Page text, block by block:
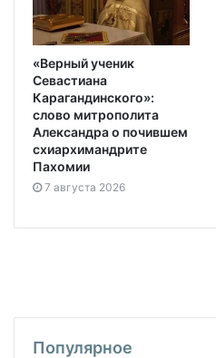
«Верный ученик
Севастиана
Карагандинского»:
слово митрополита
Александра о почившем
схиархимандрите
Пахомии
7 августа 2026
Популярное